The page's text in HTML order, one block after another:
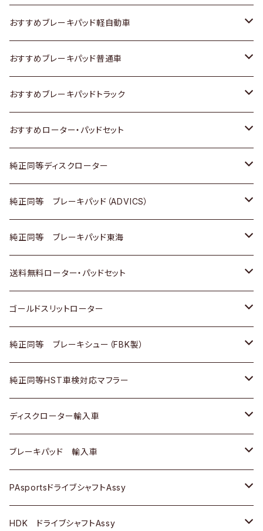
スズキ
日産
いすゞ
ダイハツ
マツダ
三菱
スバル
日野
三菱ふそう
ＢＭＷ
ホンダ
スズキ
日産
いすゞ
ダイハツ
マツダ
三菱
日野
三菱ふそう
トヨタ
スズキ
日産
いすゞ
ダイハツ
三菱
日野
三菱ふそう
その他
おすすめブレーキパッド軽自動車
トヨタ
ホンダ
スズキ
日産
ダイハツ
マツダ
三菱
スバル
おすすめブレーキパッド普通車
トヨタ
ホンダ
スズキ
日産
いすゞ
ダイハツ
マツダ
三菱
スバル
おすすめブレーキパッドトラック
トヨタ
日産
いすゞ
ダイハツ
マツダ
三菱
おすすめローター・パッドセット
トヨタ
ホンダ
スズキ
日産
ダイハツ
マツダ
三菱
スバル
純正同等ディスクローター
トヨタ
ホンダ
スズキ
日産
いすゞ
ダイハツ
マツダ
三菱
スバル
ＢＥＮＺ
純正同等 ブレーキパッド（ADVICS）
トヨタ
ホンダ
スズキ
日産
ダイハツ
マツダ
三菱
スバル
純正同等 ブレーキパッド東海
トヨタ
ホンダ
日産
いすゞ
ダイハツ
マツダ
三菱
スバル
送料無料ローター・パッドセット
トヨタ
ホンダ
スズキ
日産
ダイハツ
マツダ
三菱
ゴールドスリットローター
トヨタ
ホンダ
スズキ
日産
ダイハツ
マツダ
純正同等 ブレーキシュー（FBK製）
ホンダ
スズキ
日産
ダイハツ
マツダ
純正同等HST車検対応マフラー
トヨタ
ホンダ
スズキ
日産
ディスクローター輸入車
ＡＵＤＩ
ＢＥＮＺ
ＢＭＷ
ブレーキパッド 輸入車
ＢＥＮＺ
ＢＭＷ
PAsportsドライブシャフトAssy
トヨタ
HDK ドライブシャフトAssy